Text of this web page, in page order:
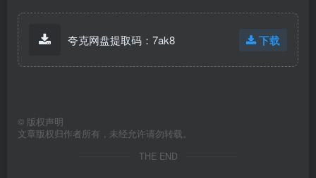
夸克网盘提取码：7ak8 下载
© 版权声明
文章版权归作者所有，未经允许请勿转载。
THE END